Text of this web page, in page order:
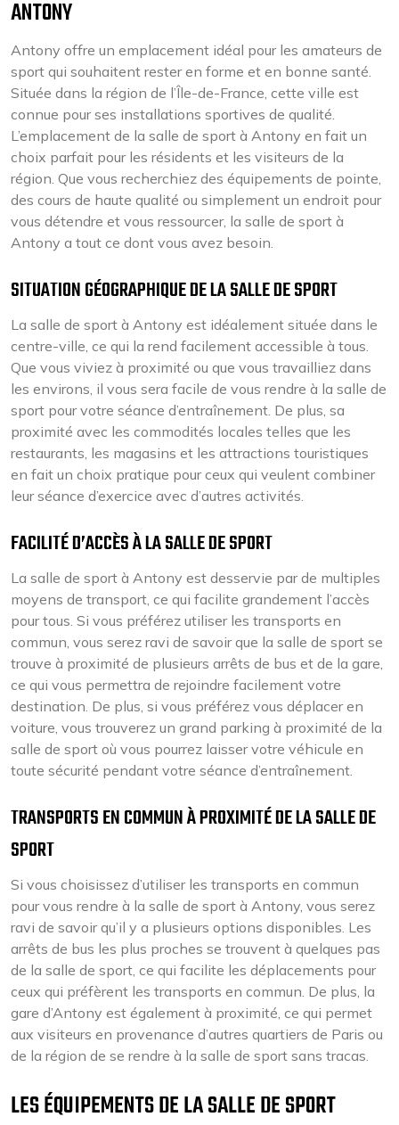
ANTONY
Antony offre un emplacement idéal pour les amateurs de
sport qui souhaitent rester en forme et en bonne santé.
Située dans la région de l’Île-de-France, cette ville est
connue pour ses installations sportives de qualité.
L’emplacement de la salle de sport à Antony en fait un
choix parfait pour les résidents et les visiteurs de la
région. Que vous recherchiez des équipements de pointe,
des cours de haute qualité ou simplement un endroit pour
vous détendre et vous ressourcer, la salle de sport à
Antony a tout ce dont vous avez besoin.
SITUATION GÉOGRAPHIQUE DE LA SALLE DE SPORT
La salle de sport à Antony est idéalement située dans le
centre-ville, ce qui la rend facilement accessible à tous.
Que vous viviez à proximité ou que vous travailliez dans
les environs, il vous sera facile de vous rendre à la salle de
sport pour votre séance d’entraînement. De plus, sa
proximité avec les commodités locales telles que les
restaurants, les magasins et les attractions touristiques
en fait un choix pratique pour ceux qui veulent combiner
leur séance d’exercice avec d’autres activités.
FACILITÉ D’ACCÈS À LA SALLE DE SPORT
La salle de sport à Antony est desservie par de multiples
moyens de transport, ce qui facilite grandement l’accès
pour tous. Si vous préférez utiliser les transports en
commun, vous serez ravi de savoir que la salle de sport se
trouve à proximité de plusieurs arrêts de bus et de la gare,
ce qui vous permettra de rejoindre facilement votre
destination. De plus, si vous préférez vous déplacer en
voiture, vous trouverez un grand parking à proximité de la
salle de sport où vous pourrez laisser votre véhicule en
toute sécurité pendant votre séance d’entraînement.
TRANSPORTS EN COMMUN À PROXIMITÉ DE LA SALLE DE
SPORT
Si vous choisissez d’utiliser les transports en commun
pour vous rendre à la salle de sport à Antony, vous serez
ravi de savoir qu’il y a plusieurs options disponibles. Les
arrêts de bus les plus proches se trouvent à quelques pas
de la salle de sport, ce qui facilite les déplacements pour
ceux qui préfèrent les transports en commun. De plus, la
gare d’Antony est également à proximité, ce qui permet
aux visiteurs en provenance d’autres quartiers de Paris ou
de la région de se rendre à la salle de sport sans tracas.
LES ÉQUIPEMENTS DE LA SALLE DE SPORT